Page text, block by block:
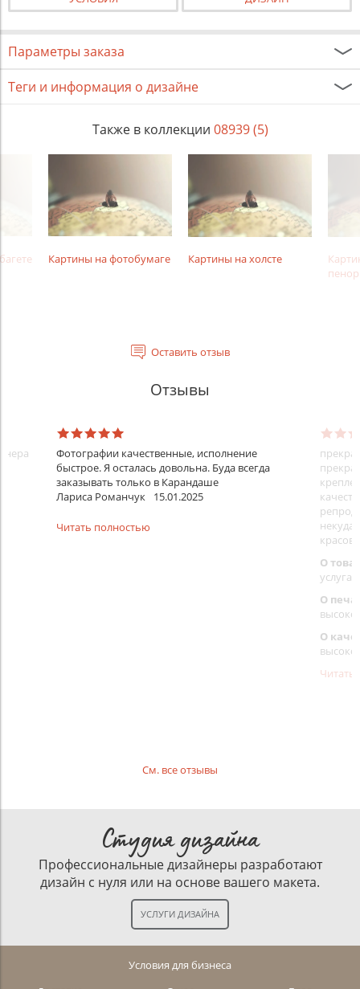
Параметры заказа
Теги и информация о дизайне
Также в коллекции 08939 (5)
Картины на фотобумаге Картины на холсте
Оставить отзыв
Отзывы
Фотографии качественные, исполнение
быстрое. Я осталась довольна. Буда всегда
заказывать только в Карандаше
Лариса Романчук
15.01.2025
Читать полностью
О
услуга
О
О
Читать
См. все отзывы
Студия дизайна
Профессиональные дизайнеры разработают
дизайн с нуля или на основе вашего макета.
Условия для бизнеса